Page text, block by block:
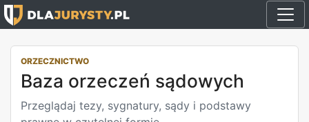
ORZECZNICTWO
Baza orzeczeń sądowych
Przeglądaj tezy, sygnatury, sądy i podstawy